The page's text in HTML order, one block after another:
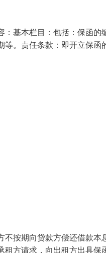
基本栏目：包括：保函
。责任条款：即开立保
按期向贷款方偿还借款
方请求，向出租方出具